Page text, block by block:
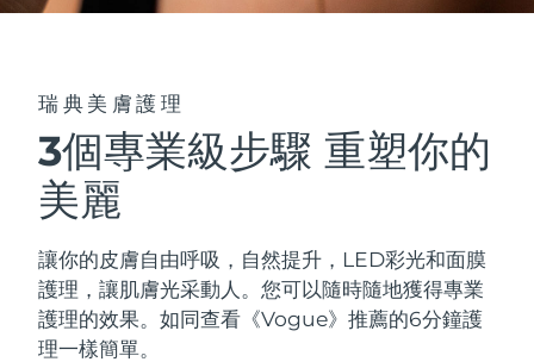
瑞典美膚護理
3個專業級步驟 重塑你的
美麗
讓你的皮膚自由呼吸，自然提升，LED彩光和面膜
護理，讓肌膚光采動人。您可以隨時隨地獲得專業
護理的效果。如同查看《Vogue》推薦的6分鐘護
理一樣簡單。
全部購買
FOREO APP
關於我們
澤西島
哈薩克 預計送達日期 8/12/26
科威特
拉脫維亞 預計送達日期8/10/26
黎巴嫩 預計送達日期8/11/26